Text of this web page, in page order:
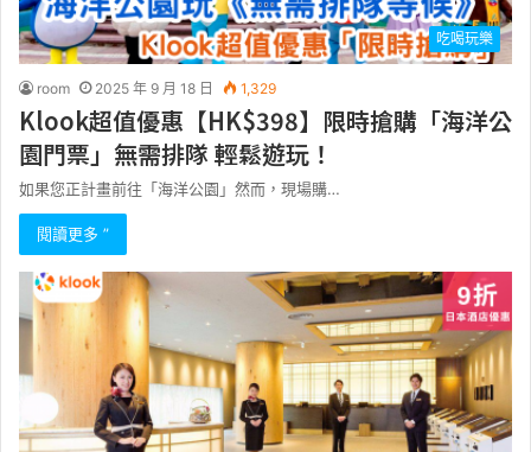
吃喝玩樂
room 2025 年 9 月 18 日 1,329
Klook超值優惠【HK$398】限時搶購「海洋公
園門票」無需排隊 輕鬆遊玩！
如果您正計畫前往「海洋公園」然而，現場購…
閱讀更多 ”